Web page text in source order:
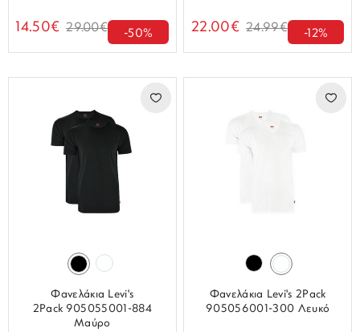
14.50€ 29.00€ -50% 22.00€ 24.99€ -12%
Φανελάκια Levi's
2Pack 905055001-884
Μαύρο
Φανελάκια Levi's 2Pack
905056001-300 Λευκό